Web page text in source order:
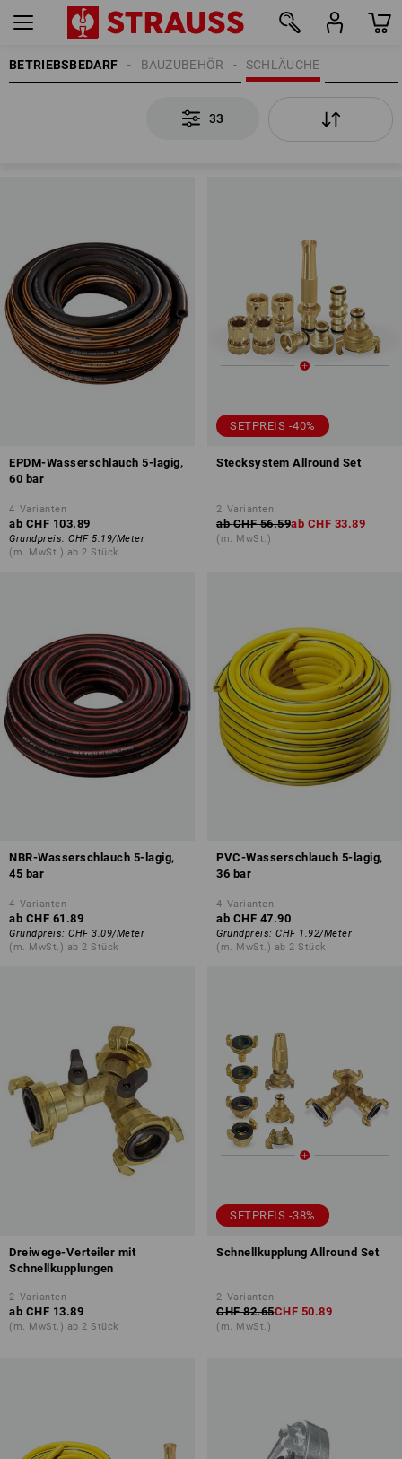
BETRIEBSBEDARF SCHLÄUCHE
BAUZUBEHÖR
33
EPDM-Wasserschlauch 5-lagig,
60 bar
4 Varianten
ab CHF 103.89
Grundpreis: CHF 5.19/Meter
(m. MwSt.) ab 2 Stück
SETPREIS -40%
Stecksystem Allround Set
2 Varianten
ab CHF 56.59ab CHF 33.89
(m. MwSt.)
NBR-Wasserschlauch 5-lagig,
45 bar
4 Varianten
ab CHF 61.89
Grundpreis: CHF 3.09/Meter
(m. MwSt.) ab 2 Stück
PVC-Wasserschlauch 5-lagig,
36 bar
4 Varianten
ab CHF 47.90
Grundpreis: CHF 1.92/Meter
(m. MwSt.) ab 2 Stück
Dreiwege-Verteiler mit
Schnellkupplungen
2 Varianten
ab CHF 13.89
(m. MwSt.) ab 2 Stück
SETPREIS -38%
Schnellkupplung Allround Set
2 Varianten
CHF 82.65CHF 50.89
(m. MwSt.)